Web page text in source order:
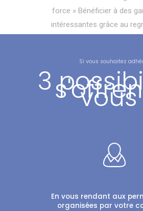
force » Bénéficier à des
intéressantes grâce au
Si vous souhaitez
3 vous
En vous rendant aux
organisées par votre